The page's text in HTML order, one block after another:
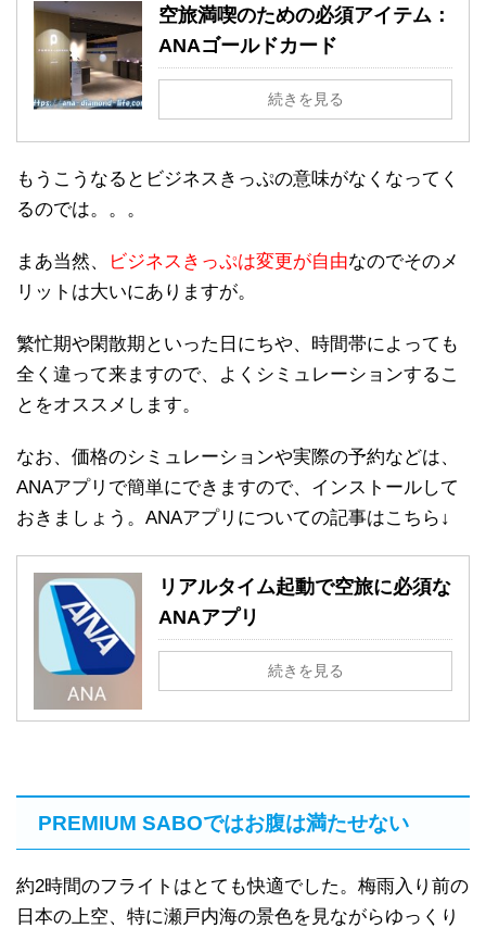
空旅満喫のための必須アイテム：
ANAゴールドカード
続きを見る
もうこうなるとビジネスきっぷの意味がなくなってく
るのでは。。。
まあ当然、 ビジネスきっぷは変更が自由なのでそのメ
リットは大いにありますが。
繁忙期や閑散期といった日にちや、時間帯によっても
全く違って来ますので、よくシミュレーションするこ
とをオススメします。
なお、価格のシミュレーションや実際の予約などは、
ANAアプリで簡単にできますので、インストールして
おきましょう。ANAアプリについての記事はこちら↓
リアルタイム起動で空旅に必須な
ANAアプリ
続きを見る
PREMIUM SABOではお腹は満たせない
約2時間のフライトはとても快適でした。梅雨入り前の
日本の上空、特に瀬戸内海の景色を見ながらゆっくり